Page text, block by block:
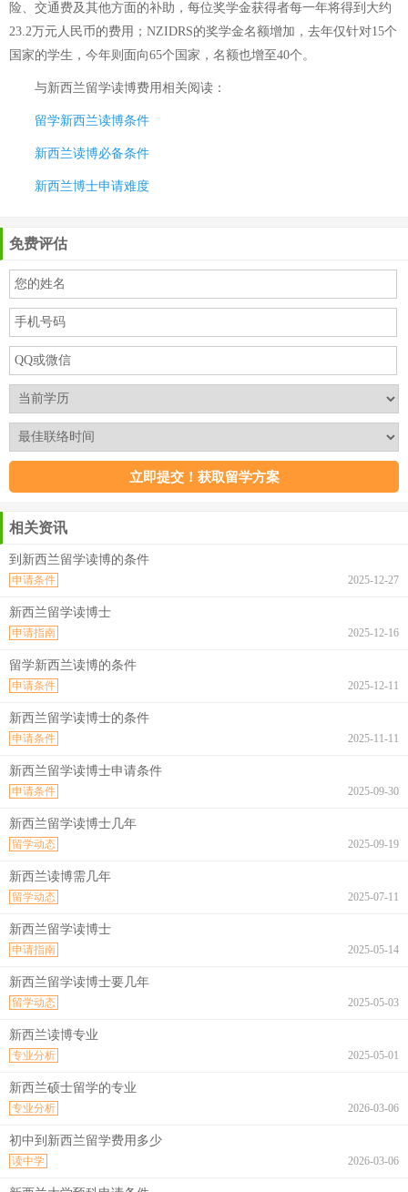
险、交通费及其他方面的补助，每位奖学金获得者每一年将得到大约
23.2万元人民币的费用；NZIDRS的奖学金名额增加，去年仅针对15个
国家的学生，今年则面向65个国家，名额也增至40个。
与新西兰留学读博费用相关阅读：
留学新西兰读博条件
新西兰读博必备条件
新西兰博士申请难度
免费评估
相关资讯
到新西兰留学读博的条件
2025-12-27
申请条件
新西兰留学读博士
2025-12-16
申请指南
留学新西兰读博的条件
2025-12-11
申请条件
新西兰留学读博士的条件
2025-11-11
申请条件
新西兰留学读博士申请条件
2025-09-30
申请条件
新西兰留学读博士几年
2025-09-19
留学动态
新西兰读博需几年
2025-07-11
留学动态
新西兰留学读博士
2025-05-14
申请指南
新西兰留学读博士要几年
2025-05-03
留学动态
新西兰读博专业
2025-05-01
专业分析
新西兰硕士留学的专业
2026-03-06
专业分析
初中到新西兰留学费用多少
2026-03-06
读中学